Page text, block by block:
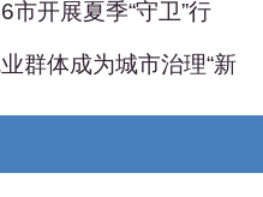
市开展夏季“守卫”行
群体成为城市治理“新